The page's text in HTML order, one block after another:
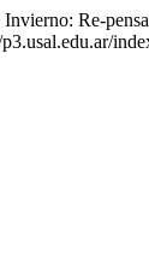
Re-